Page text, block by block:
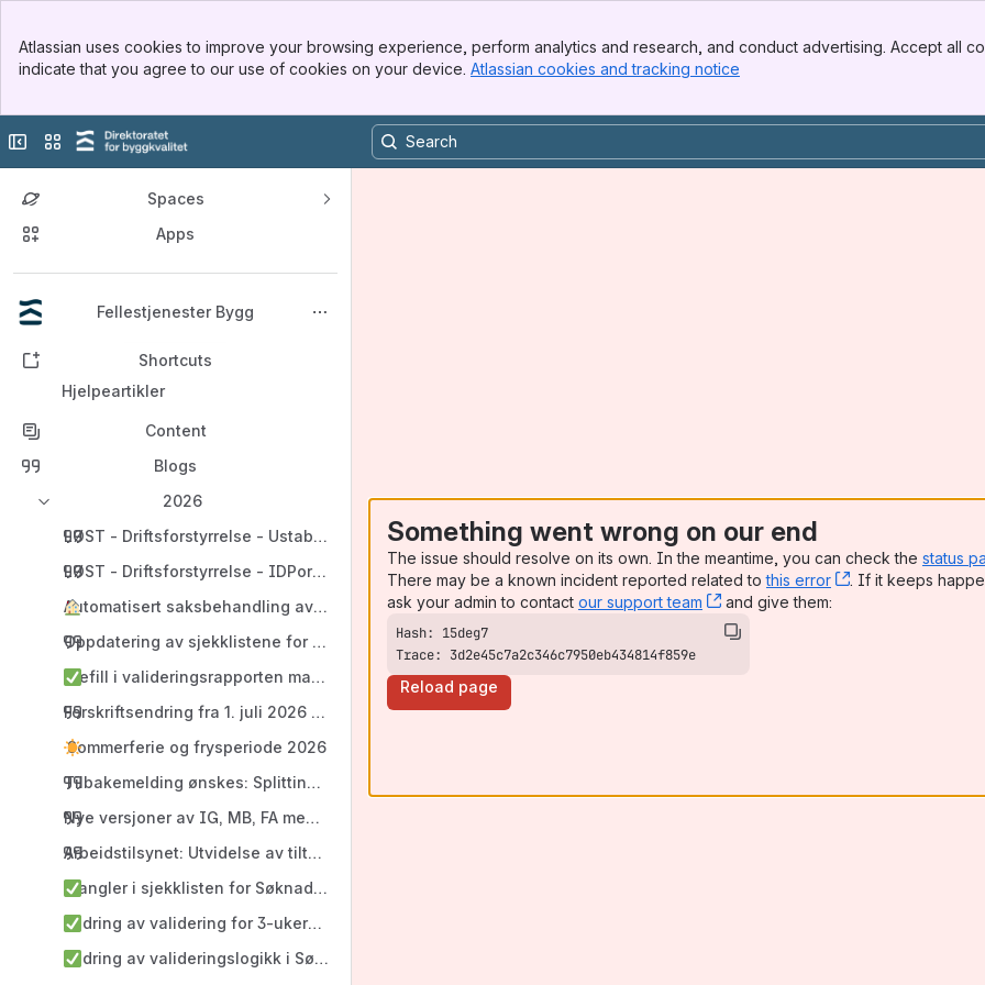
Top Bar
Sidebar
Atlassian uses cookies to improve your browsing experience, perform analytics and research, and conduct advertising. Accept all
indicate that you agree to our use of cookies on your device. Atlassian cookies and tracking notice
Collapse sidebar
Switch sites or apps
Spaces
Apps
Fellestjenester Bygg
Back to top
Shortcuts
Hjelpeartikler
Content
Blogs
2026
LØST - Driftsforstyrrelse - Ustabilitet FIKS SvarUt 05. august
LØST - Driftsforstyrrelse - IDPorten og Maskinporten
Automatisert saksbehandling av søknad om ferdigattest klar i test
Oppdatering av sjekklistene for byggesak
Prefill i valideringsrapporten mangler
Forskriftsendring fra 1. juli 2026 fritar flere energitiltak fra søknadsplikt på småhusbebyggelse
Sommerferie og frysperiode 2026
Tilbakemelding ønskes: Splitting av vedleggstype for dispensasjonsøknad/vedtak og sammenheng med 3-ukers krav i
Nye versjoner av IG, MB, FA med ny validering, automatiseringskrav og sjekklisteutfall
Arbeidstilsynet: Utvidelse av tiltakstyper for Arbeidstilsynet - Antennesystem med høyde over 5m
Mangler i sjekklisten for Søknad om ett trinn (PROD)
Endring av validering for 3-ukersfrist
Endring av valideringslogikk i Søknad om endring - prod
Something went wrong on our end
The issue should resolve on its own. In the meantime, you can check the status
There may be a known incident reported related tothis error , (opens new
. If it keeps
ask your admin to contact our support team , (opens new window)
and give them:
Trace: 3d2e45c7a2c346c7950eb434814f859e
Reload page